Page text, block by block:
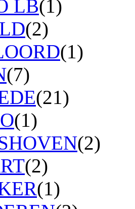
LB(1)
(2)
(1)
(7)
(21)
(1)
(2)
(2)
(1)